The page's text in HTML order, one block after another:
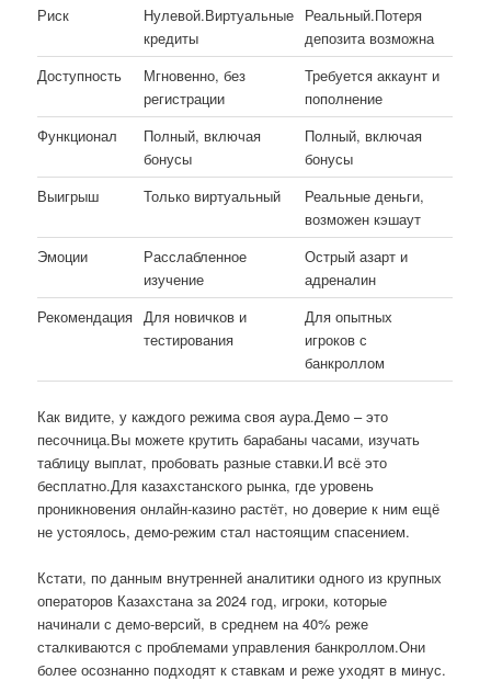
Риск
Нулевой.Виртуальные
кредиты
Реальный.Потеря
депозита возможна
Доступность
Мгновенно, без
регистрации
Требуется аккаунт и
пополнение
Функционал
Полный, включая
бонусы
Полный, включая
бонусы
Выигрыш
Только виртуальный
Реальные деньги,
возможен кэшаут
Эмоции
Расслабленное
изучение
Острый азарт и
адреналин
Рекомендация Для новичков и
тестирования
Для опытных
игроков с
банкроллом
Как видите, у каждого режима своя аура.Демо – это
песочница.Вы можете крутить барабаны часами, изучать
таблицу выплат, пробовать разные ставки.И всё это
бесплатно.Для казахстанского рынка, где уровень
проникновения онлайн-казино растёт, но доверие к ним ещё
не устоялось, демо-режим стал настоящим спасением.
Кстати, по данным внутренней аналитики одного из крупных
операторов Казахстана за 2024 год, игроки, которые
начинали с демо-версий, в среднем на 40% реже
сталкиваются с проблемами управления банкроллом.Они
более осознанно подходят к ставкам и реже уходят в минус.